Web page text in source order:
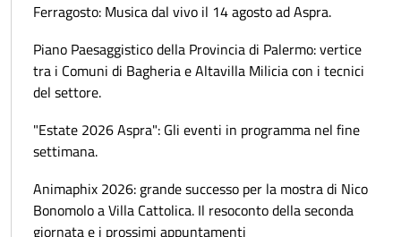
Ferragosto: Musica dal vivo il 14 agosto ad Aspra.
Piano Paesaggistico della Provincia di Palermo: vertice
tra i Comuni di Bagheria e Altavilla Milicia con i tecnici
del settore.
"Estate 2026 Aspra": Gli eventi in programma nel fine
settimana.
Animaphix 2026: grande successo per la mostra di Nico
Bonomolo a Villa Cattolica. Il resoconto della seconda
giornata e i prossimi appuntamenti